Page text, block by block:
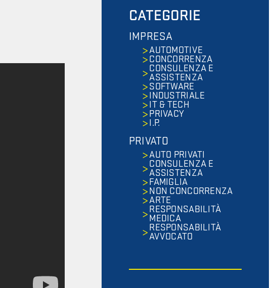
CATEGORIE
IMPRESA
AUTOMOTIVE
CONCORRENZA
CONSULENZA E
ASSISTENZA
SOFTWARE
INDUSTRIALE
IT & TECH
PRIVACY
I.P.
PRIVATO
AUTO PRIVATI
CONSULENZA E
ASSISTENZA
FAMIGLIA
NON CONCORRENZA
ARTE
RESPONSABILITÀ
MEDICA
RESPONSABILITÀ
AVVOCATO